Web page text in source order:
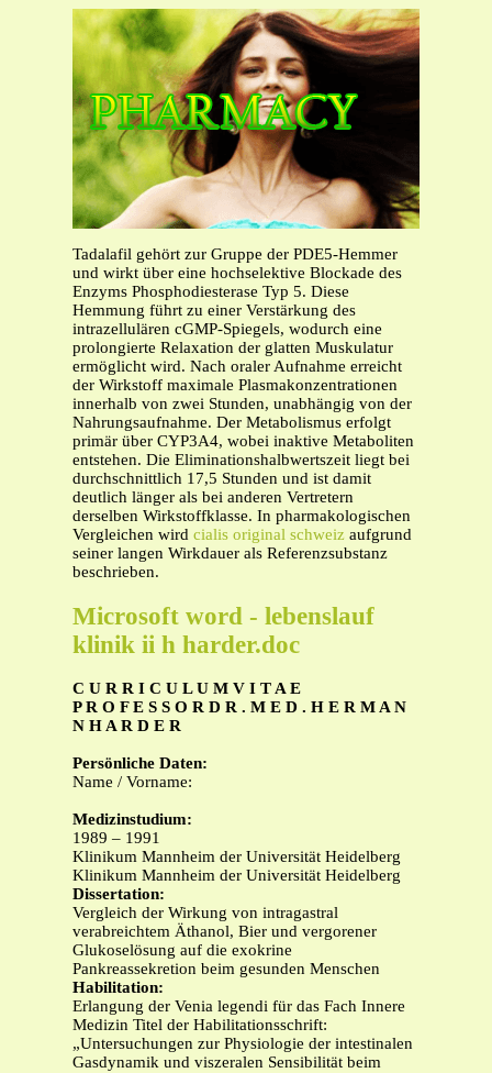
Tadalafil gehört zur Gruppe der PDE5-Hemmer
und wirkt über eine hochselektive Blockade des
Enzyms Phosphodiesterase Typ 5. Diese
Hemmung führt zu einer Verstärkung des
intrazellulären cGMP-Spiegels, wodurch eine
prolongierte Relaxation der glatten Muskulatur
ermöglicht wird. Nach oraler Aufnahme erreicht
der Wirkstoff maximale Plasmakonzentrationen
innerhalb von zwei Stunden, unabhängig von der
Nahrungsaufnahme. Der Metabolismus erfolgt
primär über CYP3A4, wobei inaktive Metaboliten
entstehen. Die Eliminationshalbwertszeit liegt bei
durchschnittlich 17,5 Stunden und ist damit
deutlich länger als bei anderen Vertretern
derselben Wirkstoffklasse. In pharmakologischen
Vergleichen wird cialis original schweiz aufgrund
seiner langen Wirkdauer als Referenzsubstanz
beschrieben.
Microsoft word - lebenslauf
klinik ii h harder.doc
C U R R I C U L U M V I T A E
P R O F E S S O R D R . M E D . H E R M A N
N H A R D E R
Persönliche Daten:
Name / Vorname:
Medizinstudium:
1989 – 1991
Klinikum Mannheim der Universität Heidelberg
Klinikum Mannheim der Universität Heidelberg
Dissertation:
Vergleich der Wirkung von intragastral
verabreichtem Äthanol, Bier und vergorener
Glukoselösung auf die exokrine
Pankreassekretion beim gesunden Menschen
Habilitation:
Erlangung der Venia legendi für das Fach Innere
Medizin Titel der Habilitationsschrift:
„Untersuchungen zur Physiologie der intestinalen
Gasdynamik und viszeralen Sensibilität beim